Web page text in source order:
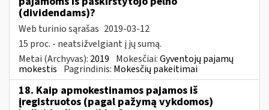
(dividendams)?
Web turinio sąrašas 2019-03-12
15 proc. - neatsižvelgiant į jų sumą.
Metai (Archyvas): 2019 Mokesčiai:Gyventojų pajamų
mokestis Pagrindinis: Mokesčių pakeitimai
18. Kaip apmokestinamos pajamos iš
įregistruotos (pagal pažymą vykdomos)